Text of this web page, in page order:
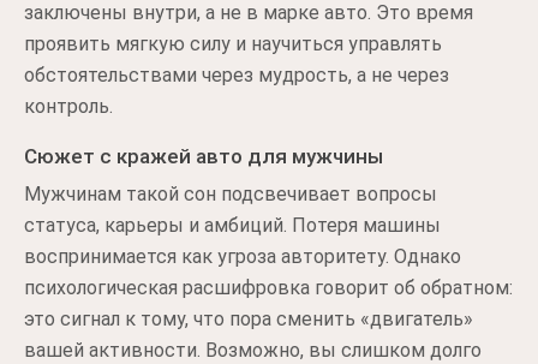
заключены внутри, а не в марке авто. Это время
проявить мягкую силу и научиться управлять
обстоятельствами через мудрость, а не через
контроль.
Сюжет с кражей авто для мужчины
Мужчинам такой сон подсвечивает вопросы
статуса, карьеры и амбиций. Потеря машины
воспринимается как угроза авторитету. Однако
психологическая расшифровка говорит об обратном:
это сигнал к тому, что пора сменить «двигатель»
вашей активности. Возможно, вы слишком долго